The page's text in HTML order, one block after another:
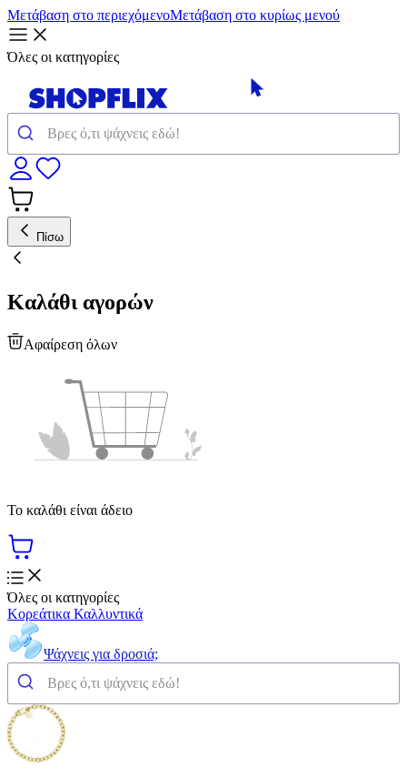
Μετάβαση στο περιεχόμενοΜετάβαση στο κυρίως μενού
Όλες οι κατηγορίες
Πίσω
Καλάθι αγορών
Αφαίρεση όλων
Το καλάθι είναι άδειο
Όλες οι κατηγορίες
Κορεάτικα Καλλυντικά
Ψάχνεις για δροσιά;